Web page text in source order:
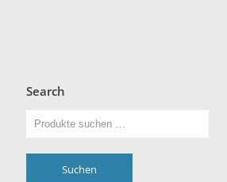
Search
Suchen